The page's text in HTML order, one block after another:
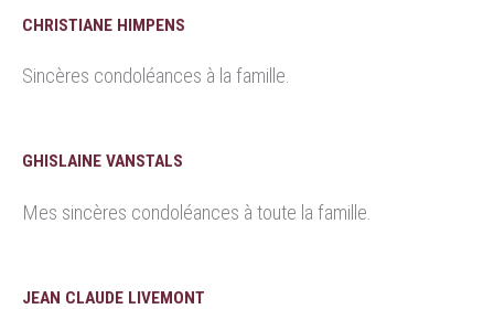
CHRISTIANE HIMPENS
Sincères condoléances à la famille.
GHISLAINE VANSTALS
Mes sincères condoléances à toute la famille.
JEAN CLAUDE LIVEMONT